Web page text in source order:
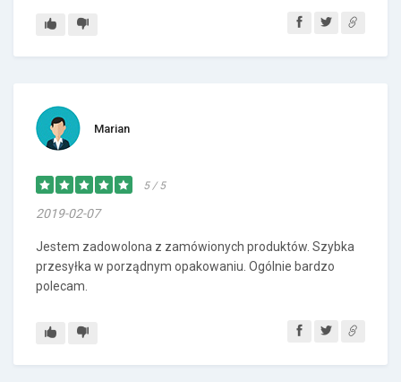
Marian
5 / 5
2019-02-07
Jestem zadowolona z zamówionych produktów. Szybka
przesyłka w porządnym opakowaniu. Ogólnie bardzo
polecam.